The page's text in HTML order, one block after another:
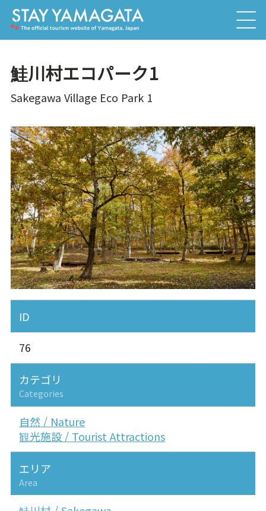
鮭川村エコパーク1
Sakegawa Village Eco Park 1
ID
76
カテゴリ
Categories
自然 / Nature
観光施設 / Tourist Attractions
エリア
Area